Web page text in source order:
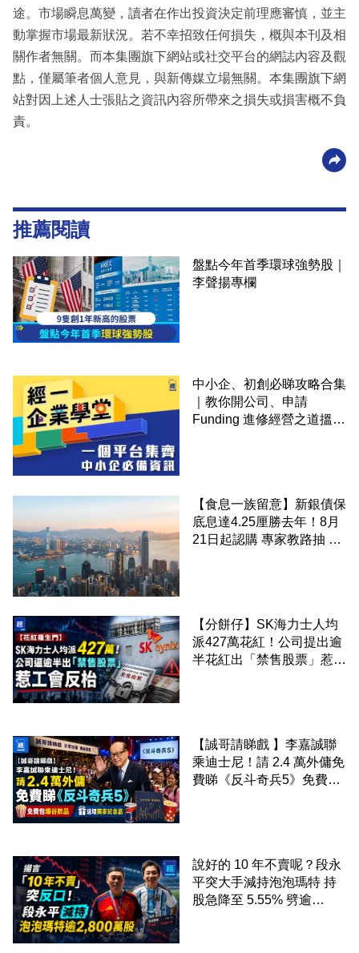
途。市場瞬息萬變，讀者在作出投資決定前理應審慎，並主
動掌握市場最新狀況。若不幸招致任何損失，概與本刊及相
關作者無關。而本集團旗下網站或社交平台的網誌內容及觀
點，僅屬筆者個人意見，與新傳媒立場無關。本集團旗下網
站對因上述人士張貼之資訊內容所帶來之損失或損害概不負
責。
推薦閱讀
盤點今年首季環球強勢股｜
李聲揚專欄
中小企、初創必睇攻略合集
｜教你開公司、申請
Funding 進修經營之道搵大
【食息一族留意】新銀債保
底息達4.25厘勝去年！8月
21日起認購 專家教路抽 20
【分餅仔】SK海力士人均
派427萬花紅！公司提出逾
半花紅出「禁售股票」惹工
【誠哥請睇戲 】李嘉誠聯
乘迪士尼！請 2.4 萬外傭免
費睇《反斗奇兵5》免費包
說好的 10 年不賣呢？段永
平突大手減持泡泡瑪特 持
股急降至 5.55% 劈逾